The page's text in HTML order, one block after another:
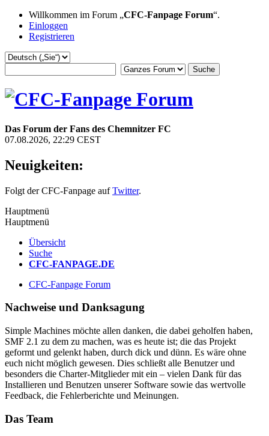
Willkommen im Forum „CFC-Fanpage Forum“.
Einloggen
Registrieren
Das Forum der Fans des Chemnitzer FC
07.08.2026, 22:29 CEST
Neuigkeiten:
Folgt der CFC-Fanpage aufTwitter.
Hauptmenü
Hauptmenü
Übersicht
Suche
CFC-FANPAGE.DE
CFC-Fanpage Forum
Nachweise und Danksagung
Simple Machines möchte allen danken, die dabei geholfen haben,
SMF 2.1 zu dem zu machen, was es heute ist; die das Projekt
geformt und gelenkt haben, durch dick und dünn. Es wäre ohne
euch nicht möglich gewesen. Dies schließt alle Benutzer und
besonders die Charter-Mitglieder mit ein – vielen Dank für das
Installieren und Benutzen unserer Software sowie das wertvolle
Feedback, die Fehlerberichte und Meinungen.
Das Team